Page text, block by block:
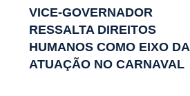
VICE-GOVERNADOR
RESSALTA DIREITOS
HUMANOS COMO EIXO DA
ATUAÇÃO NO CARNAVAL